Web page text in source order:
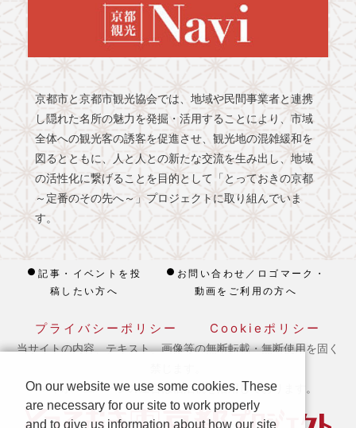
京都市と京都市観光協会では、地域や民間事業者と連携
し隠れた名所の魅力を発掘・活用することにより、市域
全体への観光客の誘客を促進させ、観光地の混雑緩和を
図るとともに、人と人との新たな交流を生み出し、地域
の活性化に繋げることを目的として「とっておきの京都
～定番のその先へ～」プロジェクトに取り組んでいま
す。
記事・イベントを投
稿したい方へ
お問い合わせ／ロゴマーク・
動画をご利用の方へ
プライバシーポリシー Cookieポリシー
当サイトの内容、テキスト、画像等の無断転載・無断使用を固く
※ 本ホームページの運営は宿泊税を活用しております。
On our website we use some cookies. These
are necessary for our site to work properly
and to give us information about how our site